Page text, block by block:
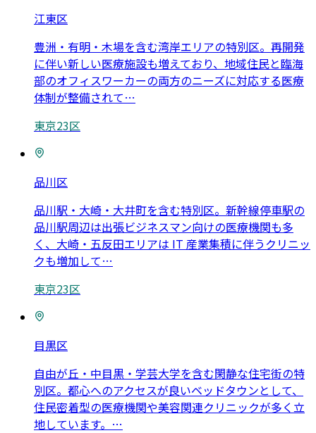
江東区
豊洲・有明・木場を含む湾岸エリアの特別区。再開発
に伴い新しい医療施設も増えており、地域住民と臨海
部のオフィスワーカーの両方のニーズに対応する医療
体制が整備されて…
東京23区
品川区
品川駅・大崎・大井町を含む特別区。新幹線停車駅の
品川駅周辺は出張ビジネスマン向けの医療機関も多
く、大崎・五反田エリアは IT 産業集積に伴うクリニッ
クも増加して…
東京23区
目黒区
自由が丘・中目黒・学芸大学を含む閑静な住宅街の特
別区。都心へのアクセスが良いベッドタウンとして、
住民密着型の医療機関や美容関連クリニックが多く立
地しています。 …